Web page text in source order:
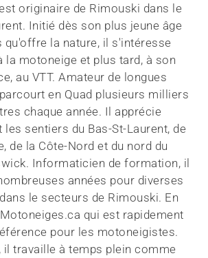
originaire de Rimouski dans le
Initié dès son plus jeune âge
qu'offre la nature, il s'intéresse
la motoneige et plus tard, à son
au VTT. Amateur de longues
en Quad plusieurs milliers
chaque année. Il apprécie
les sentiers du Bas-St-Laurent, de
de la Côte-Nord et du nord du
Informaticien de formation, il
années pour diverses
le secteurs de Rimouski. En
qui est rapidement
pour les motoneigistes.
il travaille à temps plein comme